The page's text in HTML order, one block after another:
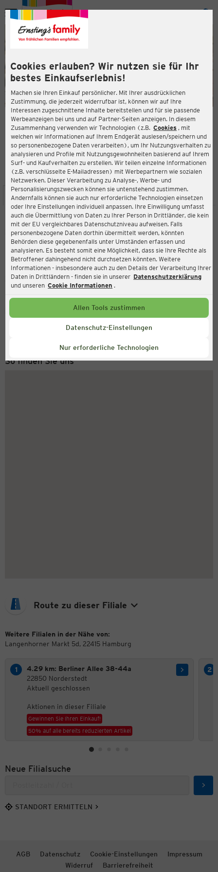
Cookies erlauben? Wir nutzen sie für Ihr
bestes Einkaufserlebnis!
Machen sie Ihren Einkauf persönlicher. Mit Ihrer ausdrücklichen
Zustimmung, die jederzeit widerrufbar ist, können wir auf Ihre
Interessen zugeschnittene Inhalte bereitstellen und für sie passende
Werbeanzeigen bei uns und auf Partner-Seiten anzeigen. In diesem
Zusammenhang verwenden wir Technologien (z.B. Cookies , mit
welchen wir Informationen auf Ihrem Endgerät auslesen/speichern und
so personenbezogene Daten verarbeiten), um Ihr Nutzungsverhalten zu
analysieren und Profile mit Nutzungsgewohnheiten basierend auf Ihrem
Surf- und Kaufverhalten zu erstellen. Wir teilen einzelne Informationen
(z.B. verschlüsselte E-Mailadressen) mit Werbepartnern wie sozialen
Netzwerken. Dieser Verarbeitung zu Analyse-, Werbe- und
Personalisierungszwecken können sie untenstehend zustimmen.
Andernfalls können sie auch nur erforderliche Technologien einsetzen
oder Ihre Einstellungen individuell anpassen. Ihre Einwilligung umfasst
auch die Übermittlung von Daten zu Ihrer Person in Drittländer, die kein
mit der EU vergleichbares Datenschutzniveau aufweisen. Falls
personenbezogene Daten dorthin übermittelt werden, könnten
Behörden diese gegebenenfalls unter Umständen erfassen und
analysieren. Es besteht somit eine Möglichkeit, dass sie Ihre Rechte als
Betroffener dahingehend nicht durchsetzen könnten. Weitere
Informationen - insbesondere auch zu den Details der Verarbeitung Ihrer
Daten in Drittländern - finden sie in unserer Datenschutzerklärung
und unseren Cookie Informationen .
Allen Tools zustimmen
Datenschutz-Einstellungen
Nur erforderliche Technologien
Menü
ERNSTING'S FAMILY FILIALE
Langenhorner Markt 5d
22415 Hamburg
4,1
Bewertung:
STANDORT SERVICES SORTIMENT AKTIONEN
Ernsting's family
Langenhorner Markt 5d, 22415 Hamburg
Aktuell:
Geschlossen
Service Hotline
+49 (0) 2546 / 98 999 98
So finden Sie uns
Route zu dieser Filiale
Weitere Filialen in der Nähe von:
Langenhorner Markt 5d, 22415 Hamburg
4.29 km: Berliner Allee 38-44a
22850 Norderstedt
Aktuell geschlossen
Aktionen in dieser Filiale
Gewinnen Sie Ihren Einkauf!
50% auf alle bereits reduzierten Artikel
Neue Filialsuche
STANDORT ERMITTELN
AGB Datenschutz Cookie-Einstellungen
Impressum
Widerruf
Barrierefreiheit